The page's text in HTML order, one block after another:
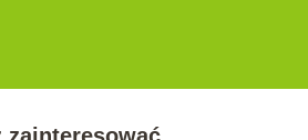
zainteresować